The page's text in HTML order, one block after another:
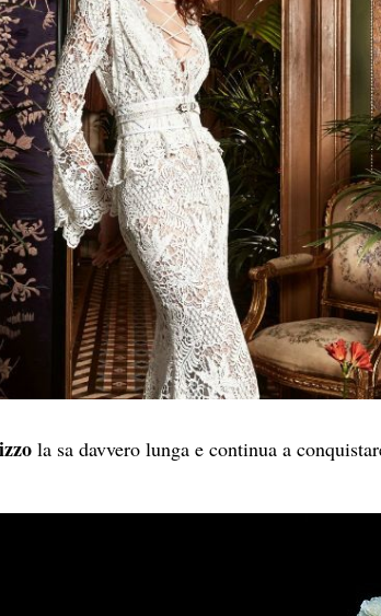
la sa davvero lunga e continua a